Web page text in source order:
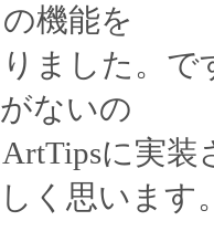
機能を
ました。
ないの
に実
く思います